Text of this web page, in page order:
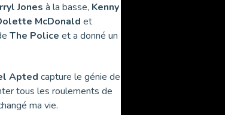
Jones à la basse, Kenny
McDonald et
The Police et a donné un
Apted capture le génie de
tous les roulements de
ma vie.